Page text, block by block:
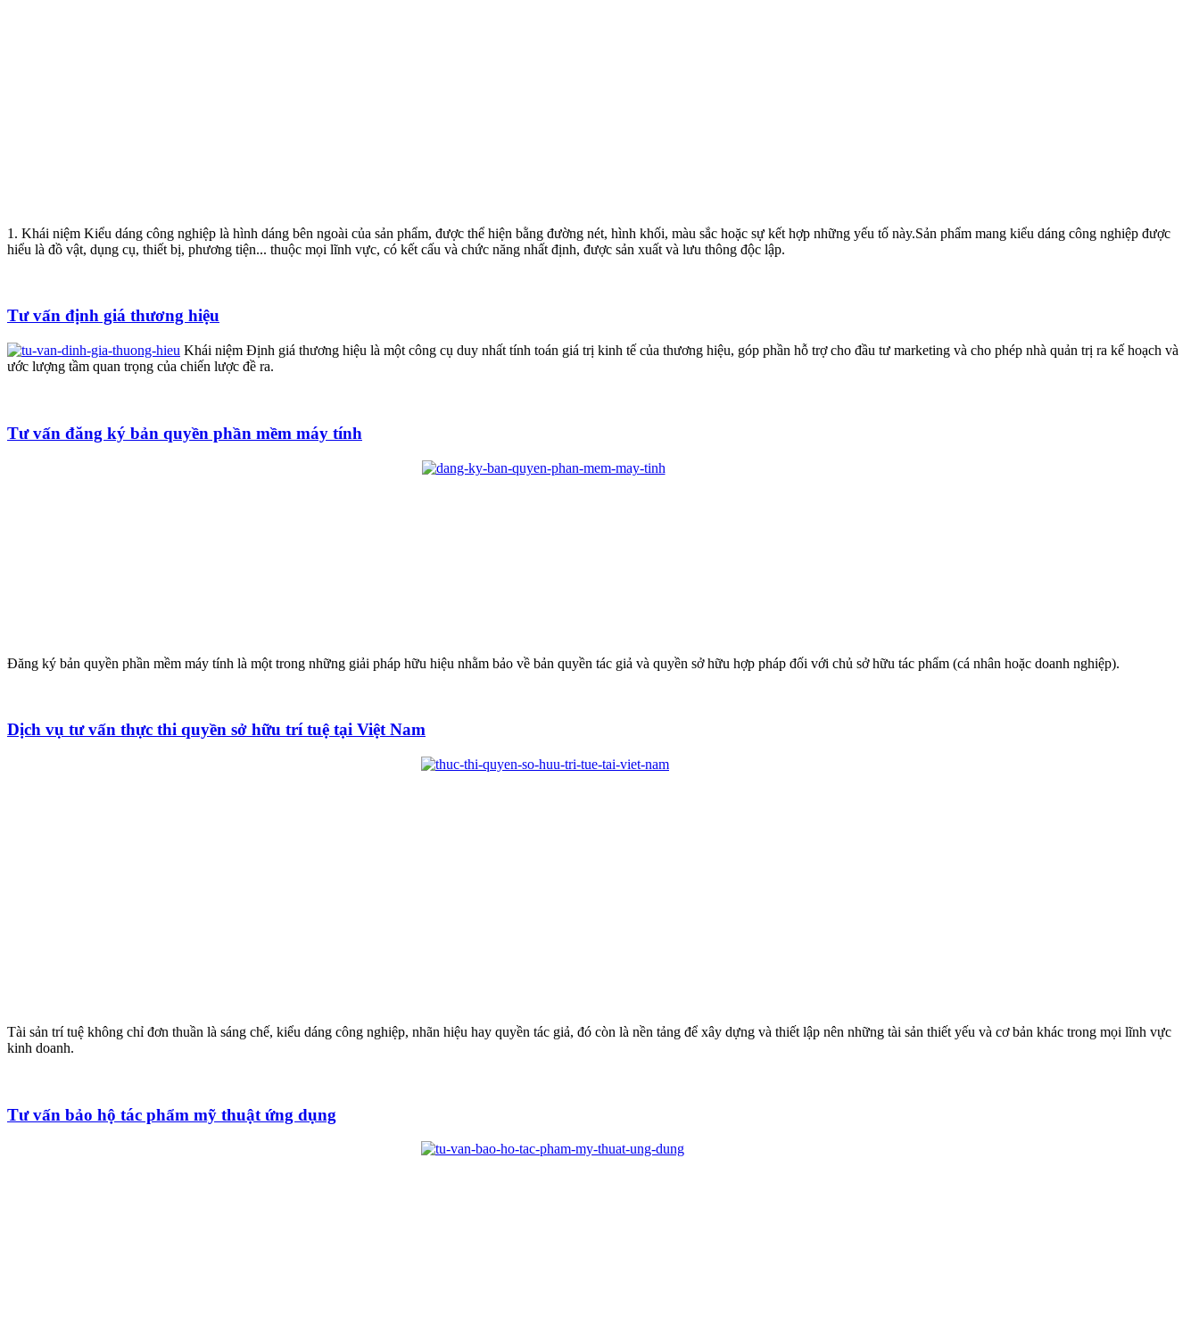
1. Khái niệm Kiểu dáng công nghiệp là hình dáng bên ngoài của sản phẩm, được thể hiện bằng đường nét, hình khối, màu sắc hoặc sự kết hợp những yếu tố này.Sản phẩm mang kiểu dáng công nghiệp được
hiểu là đồ vật, dụng cụ, thiết bị, phương tiện... thuộc mọi lĩnh vực, có kết cấu và chức năng nhất định, được sản xuất và lưu thông độc lập.
Tư vấn định giá thương hiệu
Khái niệm Định giá thương hiệu là một công cụ duy nhất tính toán giá trị kinh tế của thương hiệu, góp phần hỗ trợ cho đầu tư marketing và cho phép nhà quản trị ra kế hoạch và
ước lượng tầm quan trọng của chiến lược đề ra.
Tư vấn đăng ký bản quyền phần mềm máy tính
Đăng ký bản quyền phần mềm máy tính là một trong những giải pháp hữu hiệu nhằm bảo về bản quyền tác giả và quyền sở hữu hợp pháp đối với chủ sở hữu tác phẩm (cá nhân hoặc doanh nghiệp).
Dịch vụ tư vấn thực thi quyền sở hữu trí tuệ tại Việt Nam
Tài sản trí tuệ không chỉ đơn thuần là sáng chế, kiểu dáng công nghiệp, nhãn hiệu hay quyền tác giả, đó còn là nền tảng để xây dựng và thiết lập nên những tài sản thiết yếu và cơ bản khác trong mọi lĩnh vực
kinh doanh.
Tư vấn bảo hộ tác phẩm mỹ thuật ứng dụng